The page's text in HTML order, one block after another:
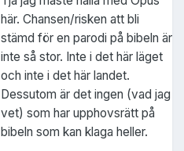
här. Chansen/risken att bli
stämd för en parodi på bibeln är
inte så stor. Inte i det här läget
och inte i det här landet.
Dessutom är det ingen (vad jag
vet) som har upphovsrätt på
bibeln som kan klaga heller.